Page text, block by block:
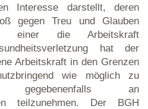
Interesse darstellt, deren
gegen Treu und Glauben
einer die Arbeitskraft
hat der
Arbeitskraft in den Grenzen
wie möglich zu
an
teilzunehmen. Der BGH